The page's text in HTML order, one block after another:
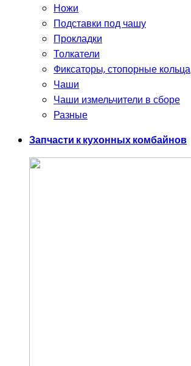
Ножи
Подставки под чашу
Прокладки
Толкатели
Фиксаторы, стопорные кольца
Чаши
Чаши измельчители в сборе
Разные
Запчасти к кухонных комбайнов